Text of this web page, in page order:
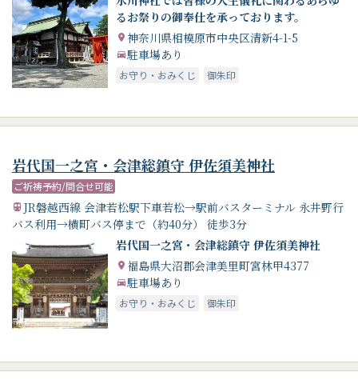
るお祭りの御奉仕を承っております。
神奈川県相模原市中央区清新4-1-5
駐車場あり
お守り・おみくじ 御朱印
岩代国一之宮・会津総鎮守 伊佐須美神社
ご祈祷予約/問合せ可能
JR磐越西線 会津若松駅下車若松→駅前バスターミナル 永井野行
バス利用→横町バス停まで（約40分） 徒歩3分
岩代国一之宮・会津総鎮守 伊佐須美神社
福島県大沼郡会津美里町宮林甲4377
駐車場あり
お守り・おみくじ 御朱印